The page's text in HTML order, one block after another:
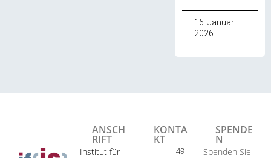
16. Januar
2026
ANSCH
RIFT
Institut für
KONTA
KT
+49
SPENDE
N
Spenden Sie